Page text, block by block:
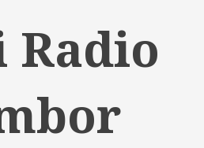
Radio